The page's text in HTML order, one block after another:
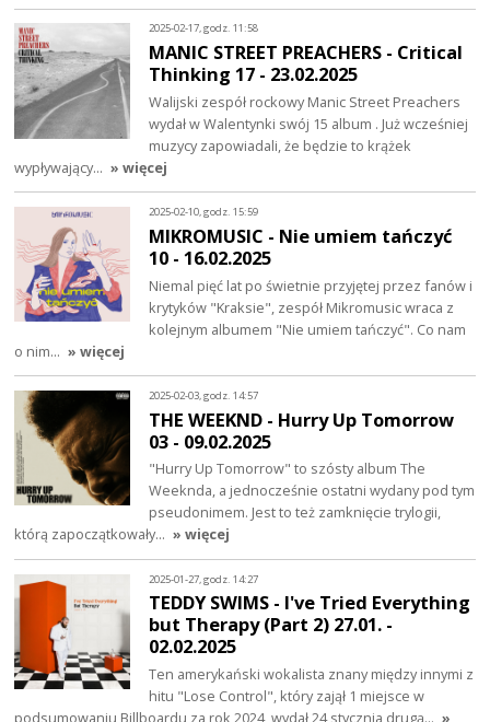
2025-02-17, godz. 11:58
MANIC STREET PREACHERS - Critical
Thinking 17 - 23.02.2025
Walijski zespół rockowy Manic Street Preachers
wydał w Walentynki swój 15 album . Już wcześniej
muzycy zapowiadali, że będzie to krążek
wypływający… » więcej
2025-02-10, godz. 15:59
MIKROMUSIC - Nie umiem tańczyć
10 - 16.02.2025
Niemal pięć lat po świetnie przyjętej przez fanów i
krytyków "Kraksie", zespół Mikromusic wraca z
kolejnym albumem "Nie umiem tańczyć". Co nam
o nim… » więcej
2025-02-03, godz. 14:57
THE WEEKND - Hurry Up Tomorrow
03 - 09.02.2025
"Hurry Up Tomorrow" to szósty album The
Weeknda, a jednocześnie ostatni wydany pod tym
pseudonimem. Jest to też zamknięcie trylogii,
którą zapoczątkowały… » więcej
2025-01-27, godz. 14:27
TEDDY SWIMS - I've Tried Everything
but Therapy (Part 2) 27.01. -
02.02.2025
Ten amerykański wokalista znany między innymi z
hitu "Lose Control", który zajął 1 miejsce w
podsumowaniu Billboardu za rok 2024, wydał 24 stycznia drugą… »